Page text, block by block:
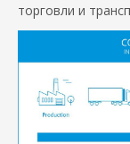
торговли и